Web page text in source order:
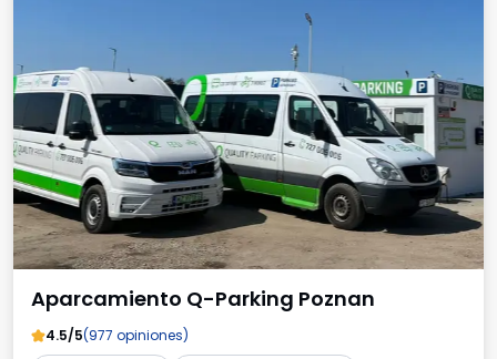
Aparcamiento Q-Parking Poznan
4.5/5(977 opiniones)